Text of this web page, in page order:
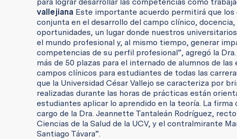
vallejiana Este importante acuerdo permitirá que los
conjunta en el desarrollo del campo clínico,
oportunidades, un lugar donde nuestros
el mundo profesional y, al mismo tiempo, generar
competencias de su perfil profesional”, agregó la
más de 50 plazas para el internado de alumnos de
campos clínicos para estudiantes de todas las
que la Universidad César Vallejo se caracteriza por
realizadas durante las horas de prácticas están
estudiantes aplicar lo aprendido en la teoría. La
cargo de la Dra. Jeannette Tantaleán Rodríguez,
Ciencias de la Salud de la UCV, y el contralmirante
Santiago Távara”.